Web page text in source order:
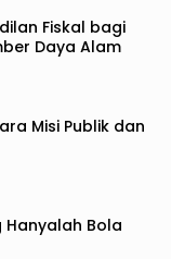
Fiskal bagi
Daya Alam
Misi Publik dan
Hanyalah Bola